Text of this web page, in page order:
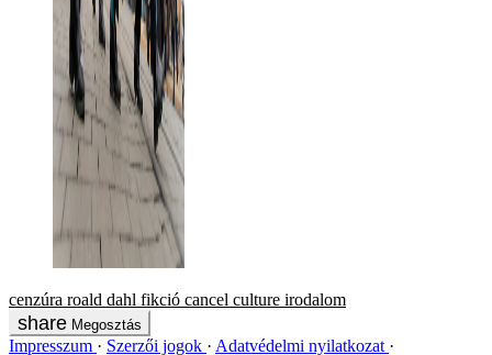
cenzúra roald dahl fikció cancel culture irodalom
Megosztás
Impresszum Szerzői jogok Adatvédelmi nyilatkozat